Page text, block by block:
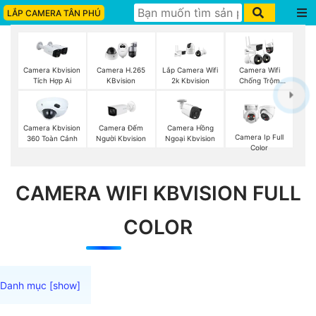
LẮP CAMERA TÂN PHÚ
Camera Kbvision
Tích Hợp Ai
Camera H.265
KBvision
Lắp Camera Wifi
2k Kbvision
Camera Wifi
Chống Trộm
Camera Kbvision
360 Toàn Cảnh
Camera Đếm
Người Kbvision
Camera Hồng
Ngoại Kbvision
Camera Ip Full
Color
CAMERA WIFI KBVISION FULL
COLOR